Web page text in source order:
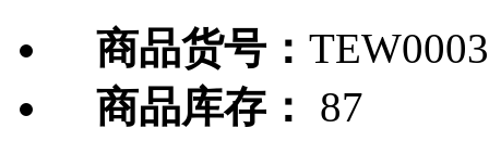
商品货号：
商品库存：
87